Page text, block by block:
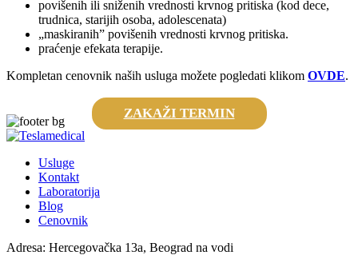
povišenih ili sniženih vrednosti krvnog pritiska (kod dece,
trudnica, starijih osoba, adolescenata)
„maskiranih” povišenih vrednosti krvnog pritiska.
praćenje efekata terapije.
Kompletan cenovnik naših usluga možete pogledati klikom OVDE.
ZAKAŽI TERMIN
Usluge
Kontakt
Laboratorija
Blog
Cenovnik
Adresa: Hercegovačka 13a, Beograd na vodi